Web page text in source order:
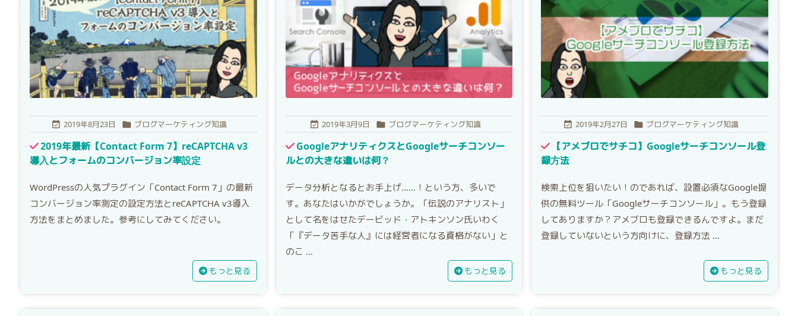
 2019年8月23日  ブログマーケティング知識
2019年最新【Contact Form 7】reCAPTCHA v3
導入とフォームのコンバージョン率設定
WordPressの人気プラグイン「Contact Form 7」の最新
コンバージョン率測定の設定方法とreCAPTCHA v3導入
方法をまとめました。参考にしてみてください。
もっと見る
 2019年3月9日  ブログマーケティング知識
GoogleアナリティクスとGoogleサーチコンソー
ルとの大きな違いは何？
データ分析となるとお手上げ……！という方、多いで
す。あなたはいかがでしょうか。「伝説のアナリスト」
として名をはせたデービッド・アトキンソン氏いわく
「『データ苦手な人』には経営者になる資格がない」と
のこ ...
もっと見る
 2019年2月27日  ブログマーケティング知識
【アメブロでサチコ】Googleサーチコンソール登
録方法
検索上位を狙いたい！のであれば、設置必須なGoogle提
供の無料ツール「Googleサーチコンソール」。もう登録
してありますか？アメブロも登録できるんですよ。まだ
登録していないという方向けに、登録方法 ...
もっと見る